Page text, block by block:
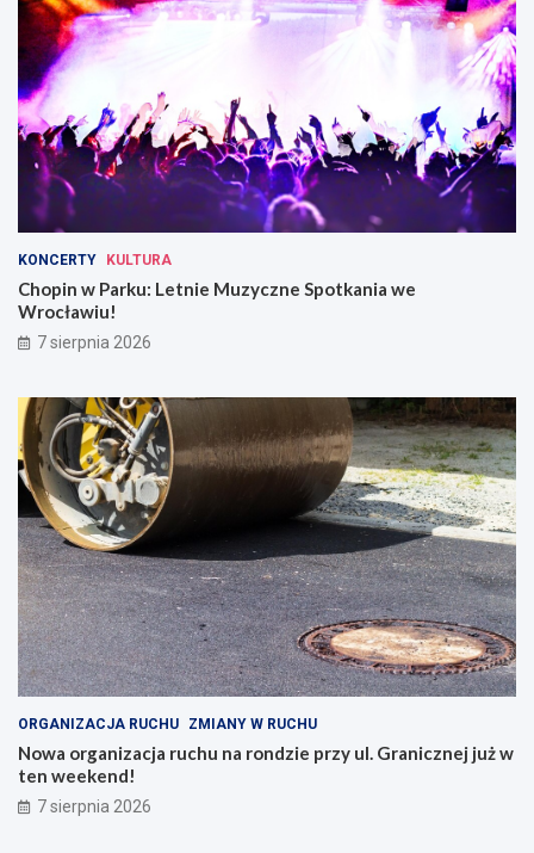
u
KONCERTY KULTURA
Chopin w Parku: Letnie Muzyczne Spotkania we
Wrocławiu!
7 sierpnia 2026
ORGANIZACJA RUCHU ZMIANY W RUCHU
Nowa organizacja ruchu na rondzie przy ul. Granicznej już w
ten weekend!
7 sierpnia 2026